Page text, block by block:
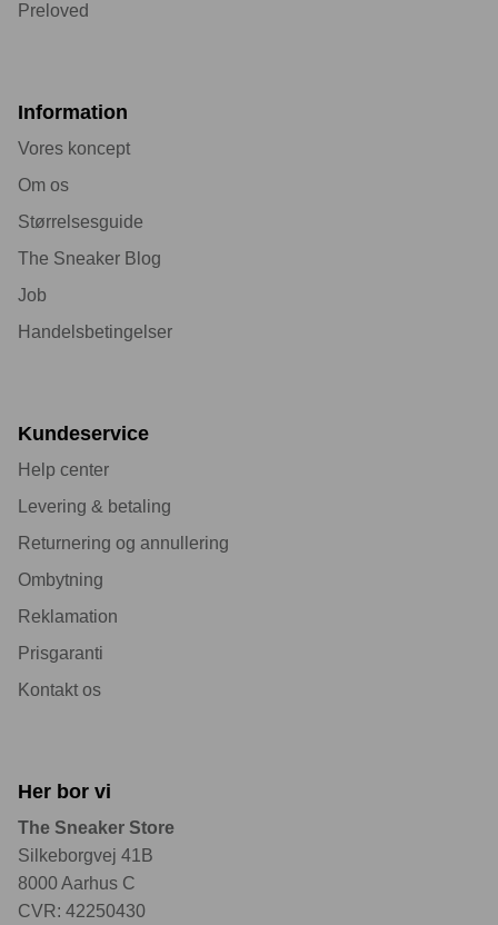
Preloved
Information
Vores koncept
Om os
Størrelsesguide
The Sneaker Blog
Job
Handelsbetingelser
Kundeservice
Help center
Levering & betaling
Returnering og annullering
Ombytning
Reklamation
Prisgaranti
Kontakt os
Her bor vi
The Sneaker Store
Silkeborgvej 41B
8000 Aarhus C
CVR: 42250430